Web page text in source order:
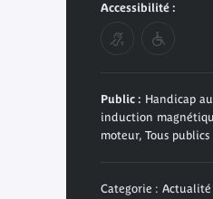
Accessibilité :
Public : Handicap
induction
moteur, Tous publics
Categorie :